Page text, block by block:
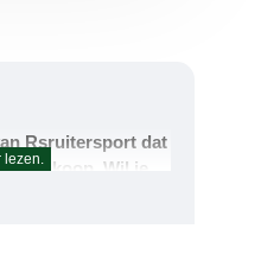
Rsruitersport dat
aankoop. Wil je